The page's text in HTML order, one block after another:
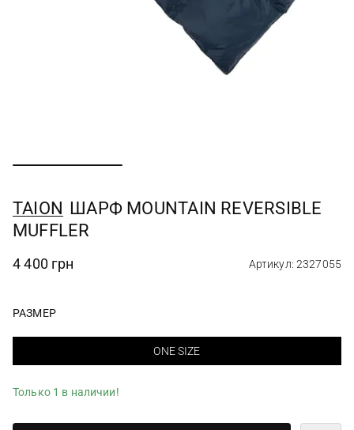
TAION ШАРФ MOUNTAIN REVERSIBLE
MUFFLER
4 400 грн Артикул: 2327055
РАЗМЕР
ONE SIZE
Только 1 в наличии!